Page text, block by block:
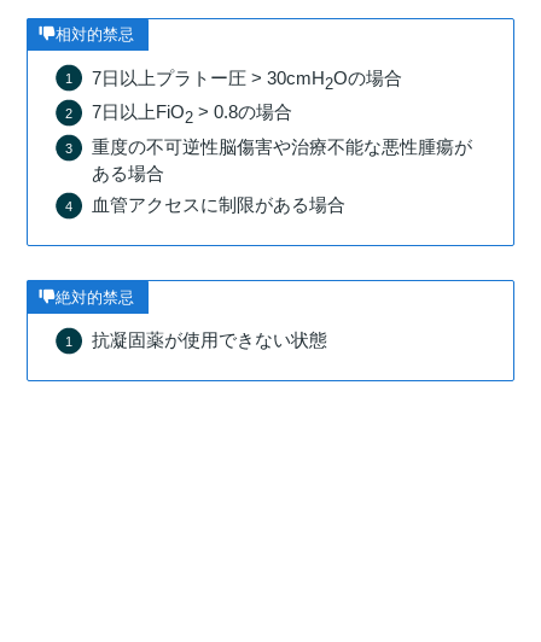
相対的禁忌
7日以上プラトー圧 > 30cmH2Oの場合
7日以上FiO2> 0.8の場合
重度の不可逆性脳傷害や治療不能な悪性腫瘍が
ある場合
血管アクセスに制限がある場合
絶対的禁忌
抗凝固薬が使用できない状態